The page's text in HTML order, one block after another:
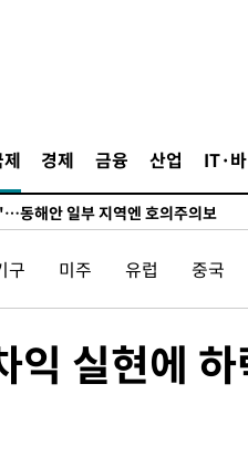
경제 금융 산업 IT·
기뻐…등번호 7번 의미보단 팀 위해
·인천 권리당원 투표 김민석 승리
원하는 마음 느꼈고, 많은 트로피 원해
…누적 환자 3000명 돌파
9뿌리 발견…감정가 1.3억원
대, 닷새 만에 숨진 채 발견
전복…1명 사망·1명 실종
최고 35도' 무더위, 열대야 계속[다
란 사과…쇄신의 기회로 삼겠다"
구 미주 유럽 중국
익 실현에